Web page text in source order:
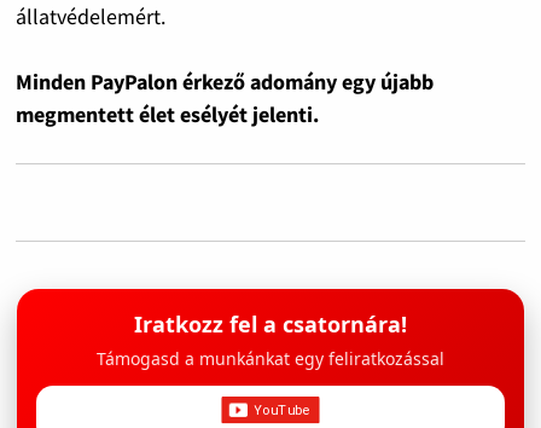
állatvédelemért.
Minden PayPalon érkező adomány egy újabb
megmentett élet esélyét jelenti.
Iratkozz fel a csatornára!
Támogasd a munkánkat egy feliratkozással